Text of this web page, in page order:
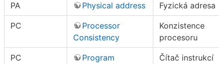
PA Physical address Fyzická adresa
PC
Processor
Consistency
Konzistence
procesoru
PC
Program
Čítač instrukcí